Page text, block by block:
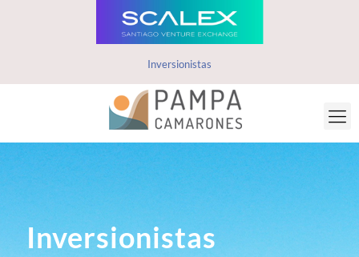
Inversionistas
Inversionistas